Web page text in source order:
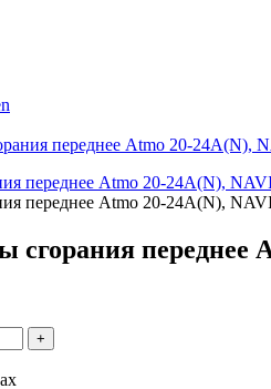
переднее Atmo 20-24A(N),
переднее
+